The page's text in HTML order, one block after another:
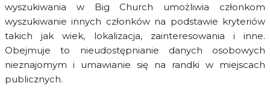
wyszukiwania w Big Church umożliwia członkom
wyszukiwanie innych członków na podstawie kryteriów
takich jak wiek, lokalizacja, zainteresowania i inne.
Obejmuje to nieudostępnianie danych osobowych
nieznajomym i umawianie się na randki w miejscach
publicznych.